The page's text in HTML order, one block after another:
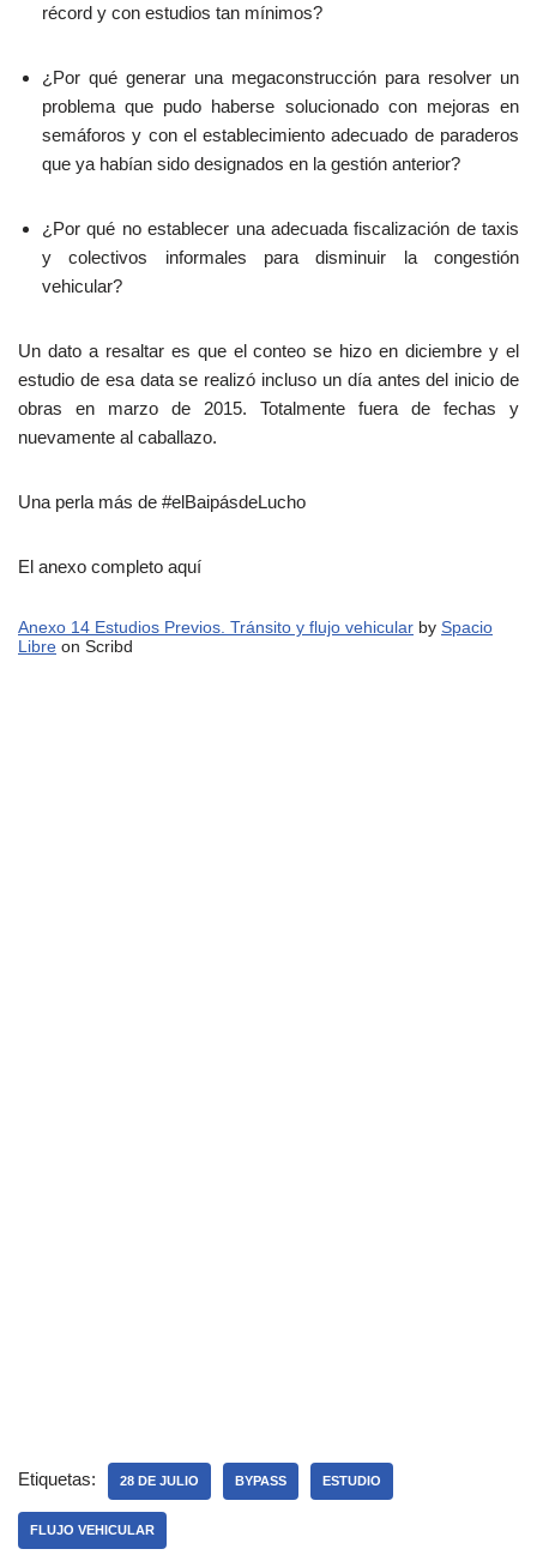
récord y con estudios tan mínimos?
¿Por qué generar una megaconstrucción para resolver un
problema que pudo haberse solucionado con mejoras en
semáforos y con el establecimiento adecuado de paraderos
que ya habían sido designados en la gestión anterior?
¿Por qué no establecer una adecuada fiscalización de taxis
y colectivos informales para disminuir la congestión
vehicular?
Un dato a resaltar es que el conteo se hizo en diciembre y el
estudio de esa data se realizó incluso un día antes del inicio de
obras en marzo de 2015. Totalmente fuera de fechas y
nuevamente al caballazo.
Una perla más de #elBaipásdeLucho
El anexo completo aquí
Anexo 14 Estudios Previos. Tránsito y flujo vehicular by Spacio
Libre on Scribd
Etiquetas: 28 DE JULIO BYPASS ESTUDIO
FLUJO VEHICULAR